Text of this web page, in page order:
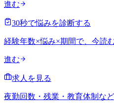
進む
30秒で悩みを診断する
経験年数×悩み×期間で、今読
進む
求人を見る
夜勤回数・残業・教育体制な